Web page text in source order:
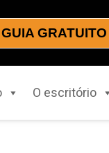
GRATUITO
O escritório